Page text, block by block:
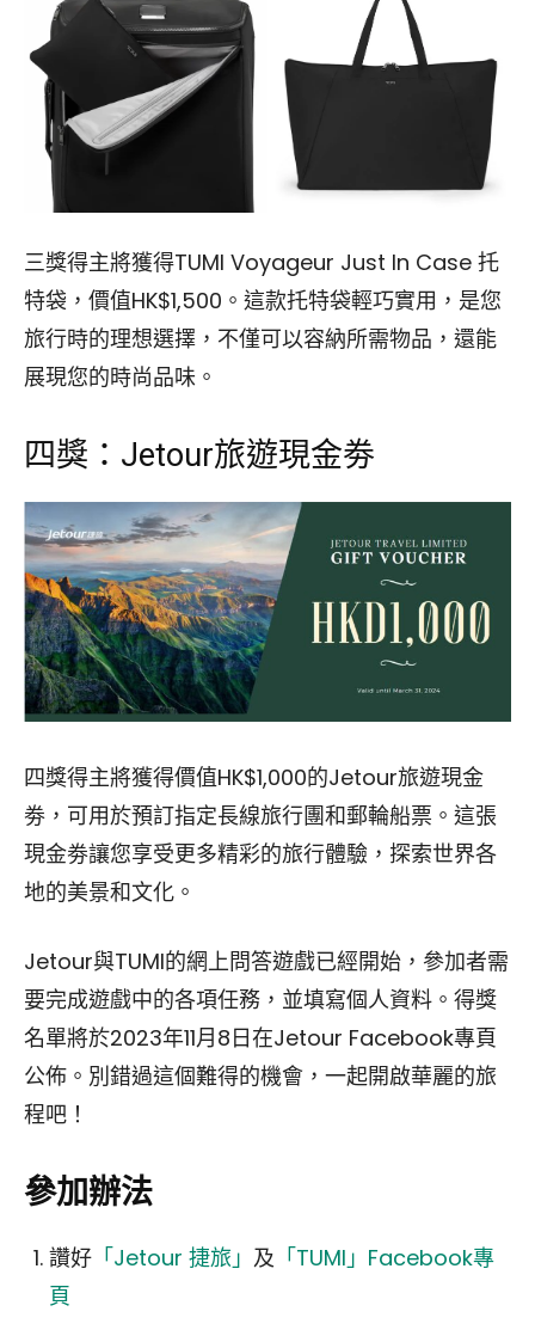
三獎得主將獲得TUMI Voyageur Just In Case 托
特袋，價值HK$1,500。這款托特袋輕巧實用，是您
旅行時的理想選擇，不僅可以容納所需物品，還能
展現您的時尚品味。
四獎：Jetour旅遊現金劵
四獎得主將獲得價值HK$1,000的Jetour旅遊現金
劵，可用於預訂指定長線旅行團和郵輪船票。這張
現金劵讓您享受更多精彩的旅行體驗，探索世界各
地的美景和文化。
Jetour與TUMI的網上問答遊戲已經開始，參加者需
要完成遊戲中的各項任務，並填寫個人資料。得獎
名單將於2023年11月8日在Jetour Facebook專頁
公佈。別錯過這個難得的機會，一起開啟華麗的旅
程吧！
參加辦法
讚好 「Jetour 捷旅」 及 「TUMI」Facebook專
頁